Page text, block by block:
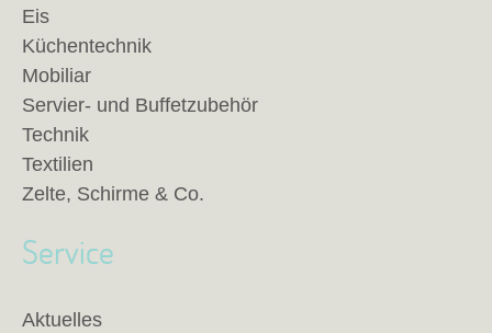
Eis
Küchentechnik
Mobiliar
Servier- und Buffetzubehör
Technik
Textilien
Zelte, Schirme & Co.
Service
Aktuelles